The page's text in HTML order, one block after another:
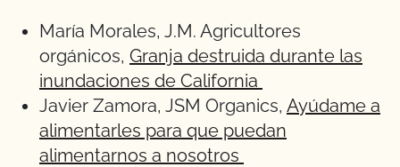
María Morales, J.M. Agricultores
orgánicos, Granja destruida durante las
inundaciones de California
Javier Zamora, JSM Organics, Ayúdame a
alimentarles para que puedan
alimentarnos a nosotros